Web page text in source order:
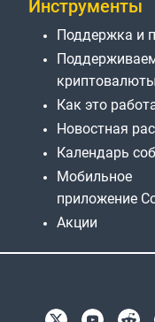
Инструменты
Поддержка и
криптовалюты
Как это
Новостная
Календарь
Мобильное
приложение
Акции